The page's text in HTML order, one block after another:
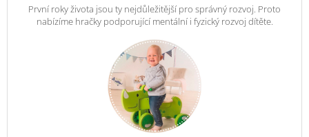
První roky života jsou ty nejdůležitější pro správný rozvoj. Proto
nabízíme hračky podporující mentální i fyzický rozvoj dítěte.